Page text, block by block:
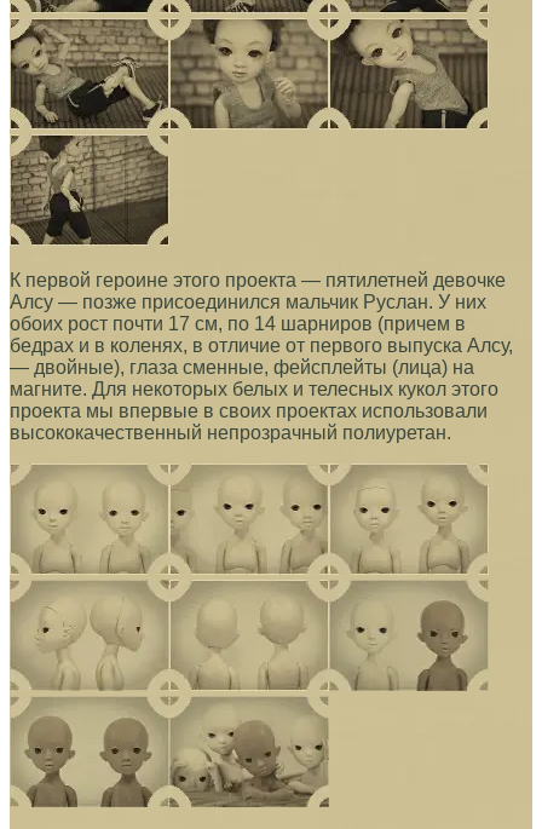
К первой героине этого проекта — пятилетней девочке
Алсу — позже присоединился мальчик Руслан. У них
обоих рост почти 17 см, по 14 шарниров (причем в
бедрах и в коленях, в отличие от первого выпуска Алсу,
— двойные), глаза сменные, фейсплейты (лица) на
магните. Для некоторых белых и телесных кукол этого
проекта мы впервые в своих проектах использовали
высококачественный непрозрачный полиуретан.